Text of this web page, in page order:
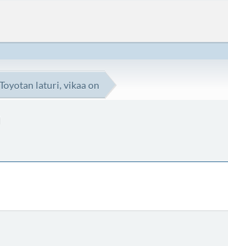
laturi, vikaa on